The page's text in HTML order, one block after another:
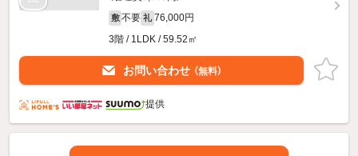
敷 不要 礼 76,000円
3階 / 1LDK / 59.52㎡
お問い合わせ （無料）
提供